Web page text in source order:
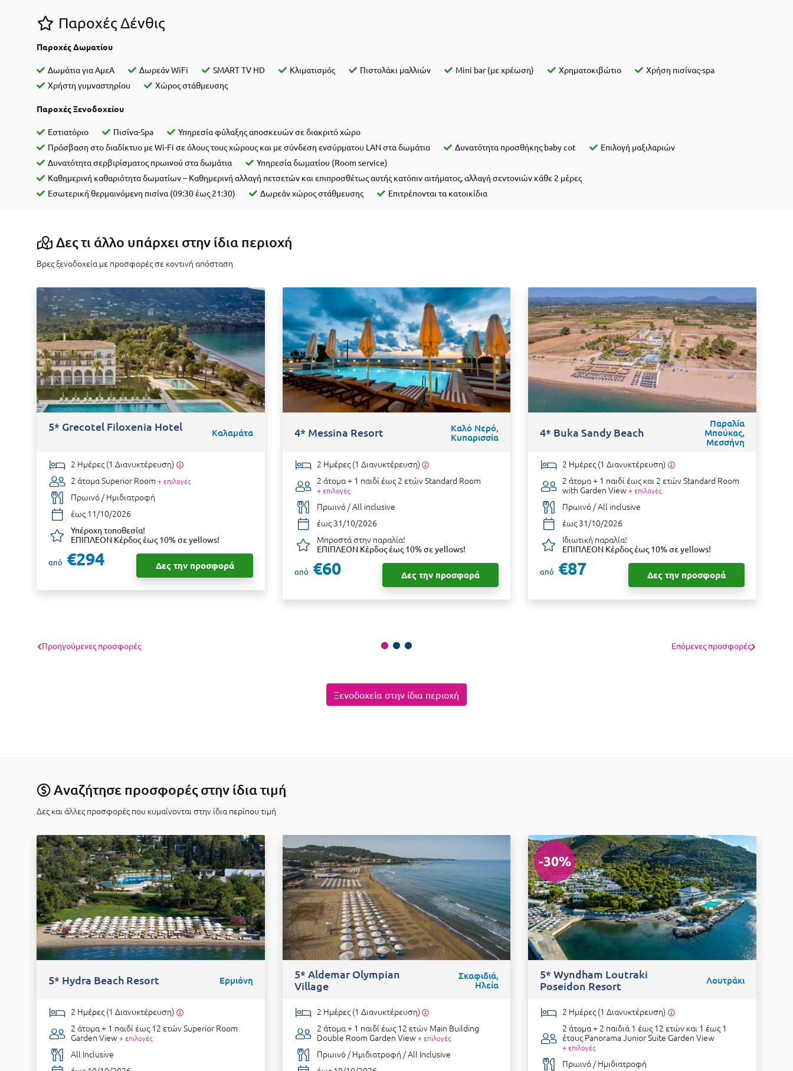
Παροχές Δένθις
Παροχές Δωματίου
Δωμάτια για ΑμεΑ Δωρεάν WiFi SMART TV HD Κλιματισμός Πιστολάκι μαλλιών Mini bar (με χρέωση) Χρηματοκιβώτιο
Χρήση πισίνας-spa
Χρήστη γυμναστηρίου
Χώρος στάθμευσης
Παροχές Ξενοδοχείου
Εστιατόριο Πισίνα-Spa
Υπηρεσία φύλαξης αποσκευών σε διακριτό χώρο
Πρόσβαση στο διαδίκτυο με Wi-Fi σε όλους τους χώρους και με σύνδεση ενσύρματου LAN στα δωμάτια
Δυνατότητα προσθήκης baby cot
Επιλογή μαξιλαριών
Δυνατότητα σερβιρίσματος πρωινού στα δωμάτια
Υπηρεσία δωματίου (Rοοm service)
Καθημερινή καθαριότητα δωματίων – Καθημερινή αλλαγή πετσετών και επιπροσθέτως αυτής κατόπιν αιτήματος, αλλαγή σεντονιών κάθε 2 μέρες
Εσωτερική θερμαινόμενη πισίνα (09:30 έως 21:30)
Δωρεάν χώρος στάθμευσης Επιτρέπονται τα κατοικίδια
Δες τι άλλο υπάρχει στην ίδια περιοχή
Βρες ξενοδοχεία με προσφορές σε κοντινή απόσταση
5* Grecotel Filoxenia Hotel Καλαμάτα
2 Ημέρες (1 Διανυκτέρευση)
2 άτομαSuperior Room + επιλογές
Πρωινό / Ημιδιατροφή
έως 11/10/2026
Υπέροχη τοποθεσία!
ΕΠΙΠΛΕΟΝ Κέρδος έως 10% σε yellows!
από €294 Δες την προσφορά
4* Messina Resort
Καλό Νερό,
Κυπαρισσία
2 Ημέρες (1 Διανυκτέρευση)
2 άτομα + 1 παιδί έως 2 ετώνStandard Room
+ επιλογές
Πρωινό / All inclusive
έως 31/10/2026
Μπροστά στην παραλία!
ΕΠΙΠΛΕΟΝ Κέρδος έως 10% σε yellows!
από €60 Δες την προσφορά
4* Buka Sandy Beach
Παραλία
Μπούκας,
Μεσσήνη
2 Ημέρες (1 Διανυκτέρευση)
2 άτομα + 1 παιδί έως και 2 ετώνStandard Room
with Garden View + επιλογές
Πρωινό / All inclusive
έως 31/10/2026
Ιδιωτική παραλία!
ΕΠΙΠΛΕΟΝ Κέρδος έως 10% σε yellows!
από €87 Δες την προσφορά
Προηγούμενες προσφορές Επόμενες προσφορές
Ξενοδοχεία στην ίδια περιοχή
Αναζήτησε προσφορές στην ίδια τιμή
Δες και άλλες προσφορές που κυμαίνονται στην ίδια περίπου τιμή
5* Hydra Beach Resort Ερμιόνη
2 Ημέρες (1 Διανυκτέρευση)
2 άτομα + 1 παιδί έως 12 ετώνSuperior Room
Garden View+ επιλογές
All Inclusive
5* Aldemar Olympian
Village
Σκαφιδιά,
Ηλεία
2 Ημέρες (1 Διανυκτέρευση)
2 άτομα + 1 παιδί έως 12 ετών Main Building
Double Room Garden View + επιλογές
Πρωινό / Ημιδιατροφή / All Inclusive
-30%
5* Wyndham Loutraki
Poseidon Resort
Λουτράκι
2 Ημέρες (1 Διανυκτέρευση)
2 άτομα + 2 παιδιά 1 έως 12 ετών και 1 έως 1
έτους Panorama Junior Suite Garden View
+ επιλογές
Πρωινό / Ημιδιατροφή